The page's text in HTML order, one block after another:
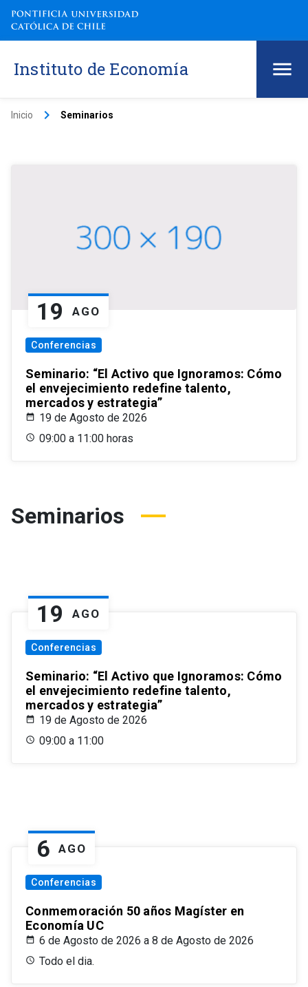
Instituto de Economía
Inicio keyboard_arrow_right Seminarios
19 AGO
Conferencias
Seminario: “El Activo que Ignoramos: Cómo
el envejecimiento redefine talento,
mercados y estrategia”
19 de Agosto de 2026
09:00 a 11:00 horas
Seminarios
19 AGO
Conferencias
Seminario: “El Activo que Ignoramos: Cómo
el envejecimiento redefine talento,
mercados y estrategia”
19 de Agosto de 2026
09:00 a 11:00
6 AGO
Conferencias
Conmemoración 50 años Magíster en
Economía UC
6 de Agosto de 2026 a 8 de Agosto de 2026
Todo el dia.